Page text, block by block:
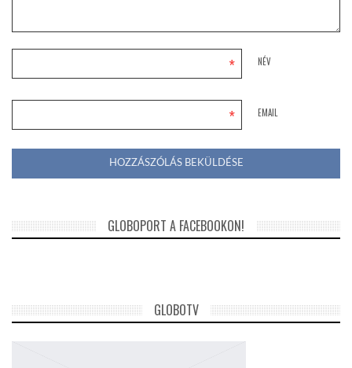
NÉV
*
EMAIL
*
GLOBOPORT A FACEBOOKON!
GLOBOTV